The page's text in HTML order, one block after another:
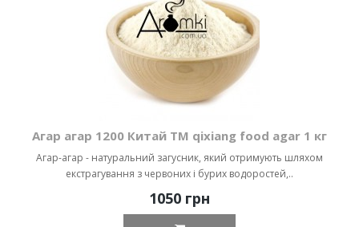
Агар агар 1200 Китай ТМ qixiang food agar 1 кг
Агар-агар - натуральний загусник, який отримують шляхом
екстрагування з червоних і бурих водоростей,..
1050 грн